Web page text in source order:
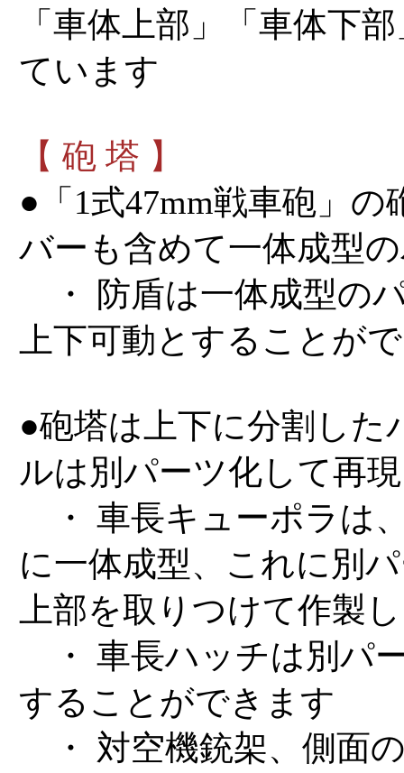
「車体上部」「車体下
ています
【 砲 塔 】
●「1式47mm戦車砲」
バーも含めて一体成型
・ 防盾は一体成型の
上下可動とすることが
●砲塔は上下に分割した
ルは別パーツ化して再
・ 車長キューポラは
に一体成型、これに別
上部を取りつけて作製
・ 車長ハッチは別パ
することができます
・ 対空機銃架、側面